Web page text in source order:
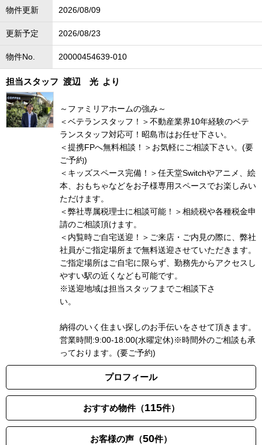
物件更新 2026/08/09
更新予定 2026/08/23
物件No. 20000454639-010
担当スタッフ 渡辺 光 より
～ファミリアホームの強み～
＜ベテランスタッフ！＞不動産業界10年経験のベテ
ランスタッフ対応可！昭島市はお任せ下さい。
＜提携FPへ無料相談！＞お気軽にご相談下さい。(要
ご予約)
＜キッズスペース完備！＞任天堂Switchやアニメ、絵
本、おもちゃなどをお子様専用スペースでお楽しみい
ただけます。
＜弊社専属税理士に相談可能！＞相続税や各種税金申
請のご相談頂けます。
＜内覧時ご自宅送迎！＞ご来店・ご内見の際に、弊社
社員がご指定場所まで無料送迎させていただきます。
ご指定場所はご自宅に限らず、勤務先からアクセスし
やすい駅の近くなども可能です。
※送迎地域は担当スタッフまでご相談下さ
い
納得のいく住まい探しのお手伝いをさせて頂きます。
営業時間:9:00-18:00(水曜定休)※時間外のご相談も承
っております。(要ご予約)
プロフィール
おすすめ物件（115件）
お客様の声（50件）